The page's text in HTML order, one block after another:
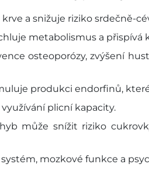
a snižuje riziko srdečně-
metabolismus a přispívá
osteoporózy, zvýšení
produkci endorfinů,
plicní kapacity.
může snížit riziko
mozkové funkce a